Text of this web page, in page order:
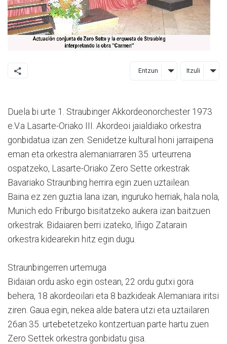
Entzun Itzuli
Duela bi urte 1. Straubinger Akkordeonorchester 1973
e.V.a Lasarte-Oriako III. Akordeoi jaialdiako orkestra
gonbidatua izan zen. Senidetze kultural honi jarraipena
eman eta orkestra alemaniarraren 35. urteurrena
ospatzeko, Lasarte-Oriako Zero Sette orkestrak
Bavariako Straunbing herrira egin zuen uztailean.
Baina ez zen guztia lana izan, inguruko herriak, hala nola,
Munich edo Friburgo bisitatzeko aukera izan baitzuen
orkestrak. Bidaiaren berri izateko, Iñigo Zatarain
orkestra kidearekin hitz egin dugu.
Straunbingerren urtemuga
Bidaian ordu asko egin ostean, 22 ordu gutxi gora
behera, 18 akordeoilari eta 8 bazkideak Alemaniara iritsi
ziren. Gaua egin, nekea alde batera utzi eta uztailaren
26an 35. urtebetetzeko kontzertuan parte hartu zuen
Zero Settek orkestra gonbidatu gisa.